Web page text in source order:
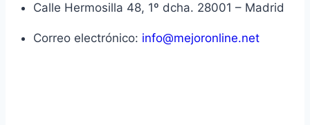
Calle Hermosilla 48, 1º dcha. 28001 – Madrid
Correo electrónico: info@mejoronline.net